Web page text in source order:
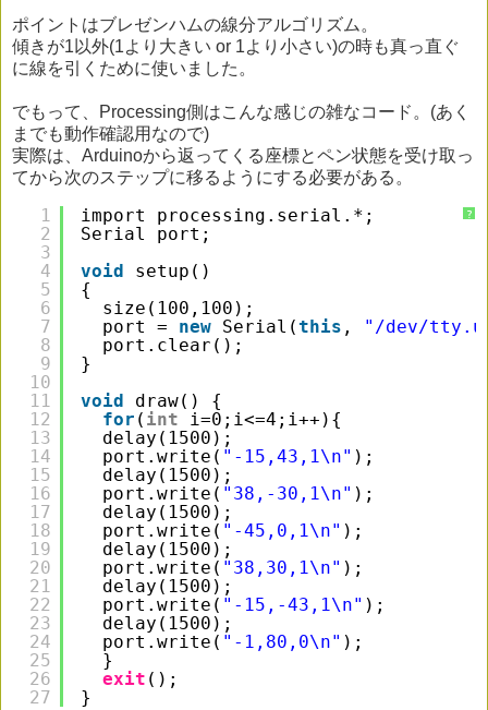
ポイントはブレゼンハムの線分アルゴリズム。
傾きが1以外(1より大きい or 1より小さい)の時も真っ直ぐ
に線を引くために使いました。
でもって、Processing側はこんな感じの雑なコード。(あく
までも動作確認用なので)
実際は、Arduinoから返ってくる座標とペン状態を受け取っ
てから次のステップに移るようにする必要がある。
?
1
2
3
4
5
6
7
8
9
10
11
12
13
14
15
16
17
18
19
20
21
22
23
24
25
26
27
import processing.serial.*;
Serial port;
void
setup()
{
size(100,100);
port = new Serial(this ,
"/dev/
port.clear();
}
void
draw() {
for ( int
i=0;i<=4;i++){
delay(1500);
port.write( "-15,43,1\n" );
delay(1500);
port.write( "38,-30,1\n" );
delay(1500);
port.write( "-45,0,1\n" );
delay(1500);
port.write( "38,30,1\n" );
delay(1500);
port.write( "-15,-43,1\n" );
delay(1500);
port.write( "-1,80,0\n" );
}
exit ();
}